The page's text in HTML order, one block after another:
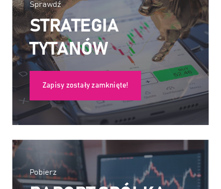
Sprawdź
STRATEGIA
TYTANÓW
Zapisy zostały zamknięte!
Pobierz